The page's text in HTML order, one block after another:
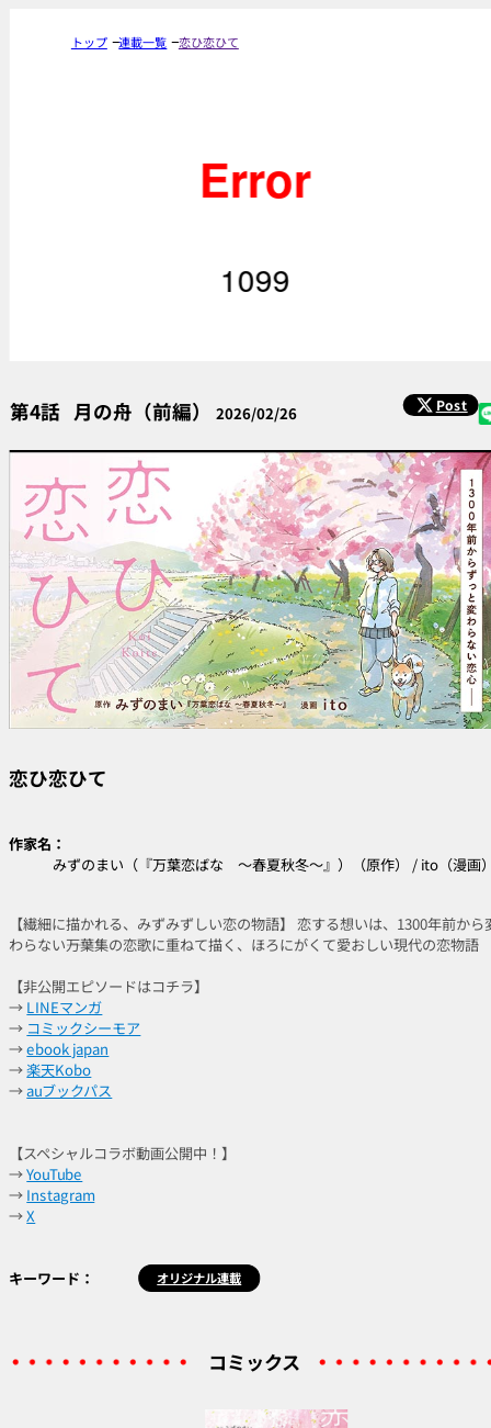
トップ 連載一覧 恋ひ恋ひて
第4話 月の舟（前編） 2026/02/26 Post
恋ひ恋ひて
作家名：
みずのまい（『万葉恋ばな ～春夏秋冬～』）（原作） / ito（漫画
【繊細に描かれる、みずみずしい恋の物語】 恋する想いは、1300年前から
わらない――万葉集の恋歌に重ねて描く、ほろにがくて愛おしい現代の恋物語
【非公開エピソードはコチラ】
→ LINEマンガ
→ コミックシーモア
→ebook japan
→楽天Kobo
→auブックパス
【スペシャルコラボ動画公開中！】
→YouTube
→ Instagram
→X
キーワード： オリジナル連載
コミックス